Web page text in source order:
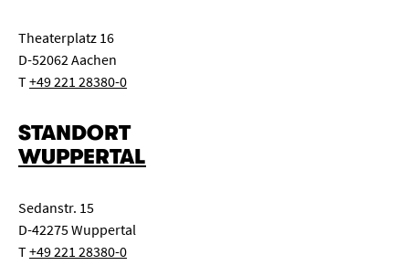
Theaterplatz 16
D-52062 Aachen
T+49 221 28380-0
STANDORT
WUPPERTAL
Sedanstr. 15
D-42275 Wuppertal
T+49 221 28380-0